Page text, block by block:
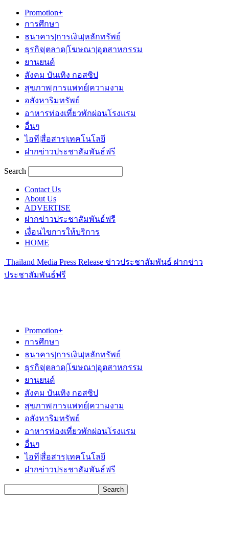
Promotion+
การศึกษา
ธนาคาร|การเงิน|หลักทรัพย์
ธุรกิจ|ตลาด|โฆษณา|อุตสาหกรรม
ยานยนต์
สังคม บันเทิง กอสซิป
สุขภาพ|การแพทย์|ความงาม
อสังหาริมทรัพย์
อาหารท่องเที่ยวพักผ่อนโรงแรม
อื่นๆ
ไอที|สื่อสาร|เทคโนโลยี
ฝากข่าวประชาสัมพันธ์ฟรี
Search
Contact Us
About Us
ADVERTISE
ฝากข่าวประชาสัมพันธ์ฟรี
เงื่อนไขการให้บริการ
HOME
Thailand Media Press Release ข่าวประชาสัมพันธ์ ฝากข่าว
ประชาสัมพันธ์ฟรี
Promotion+
การศึกษา
ธนาคาร|การเงิน|หลักทรัพย์
ธุรกิจ|ตลาด|โฆษณา|อุตสาหกรรม
ยานยนต์
สังคม บันเทิง กอสซิป
สุขภาพ|การแพทย์|ความงาม
อสังหาริมทรัพย์
อาหารท่องเที่ยวพักผ่อนโรงแรม
อื่นๆ
ไอที|สื่อสาร|เทคโนโลยี
ฝากข่าวประชาสัมพันธ์ฟรี